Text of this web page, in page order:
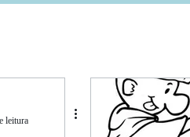
leitura